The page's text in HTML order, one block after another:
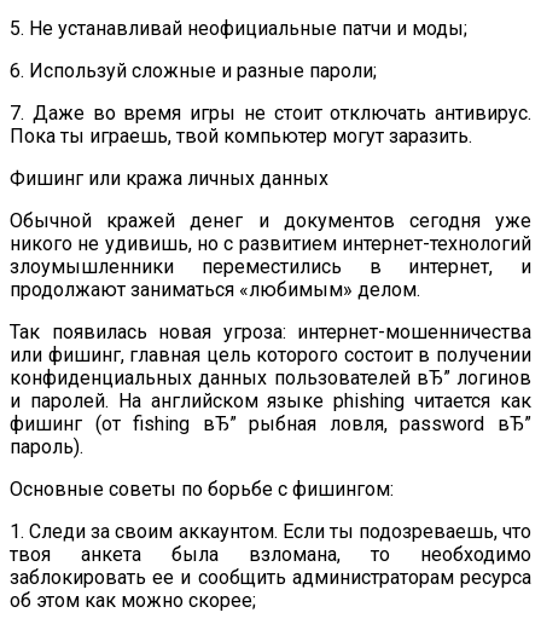
5. Не устанавливай неофициальные патчи и моды;
6. Используй сложные и разные пароли;
7. Даже во время игры не стоит отключать антивирус.
Пока ты играешь, твой компьютер могут заразить.
Фишинг или кража личных данных
Обычной кражей денег и документов сегодня уже
никого не удивишь, но с развитием интернет-технологий
злоумышленники переместились в интернет, и
продолжают заниматься «любимым» делом.
Так появилась новая угроза: интернет-мошенничества
или фишинг, главная цель которого состоит в получении
конфиденциальных данных пользователей вЂ” логинов
и паролей. На английском языке phishing читается как
фишинг (от fishing вЂ” рыбная ловля, password вЂ”
пароль).
Основные советы по борьбе с фишингом:
1. Следи за своим аккаунтом. Если ты подозреваешь, что
твоя анкета была взломана, то необходимо
заблокировать ее и сообщить администраторам ресурса
об этом как можно скорее;